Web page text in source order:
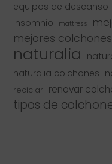
equipos de descanso
insomnio mattress
mejores colchones
naturalia
naturalia colchones
reciclar renovar
tipos de